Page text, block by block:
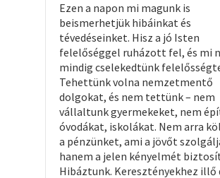
Ezen a napon mi magunk is
beismerhetjük hibáinkat és
tévedéseinket. Hisz a jó Isten
felelőséggel ruházott fel, és mi
mindig cselekedtünk
Tehettünk volna nemzetmentő
dolgokat, és nem tettünk – nem
vállaltunk gyermekeket, nem
óvodákat, iskolákat. Nem arra
a pénzünket, ami a jövőt
hanem a jelen kényelmét
Hibáztunk. Keresztényekhez illő